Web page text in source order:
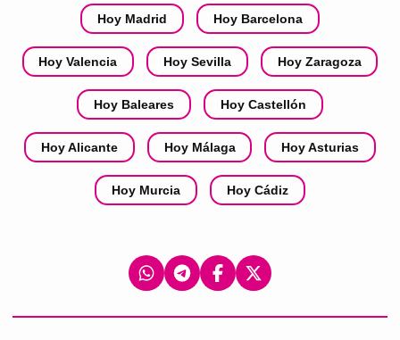
Hoy Madrid Hoy Barcelona
Hoy Valencia Hoy Sevilla Hoy Zaragoza
Hoy Baleares Hoy Castellón
Hoy Alicante Hoy Málaga Hoy Asturias
Hoy Murcia Hoy Cádiz